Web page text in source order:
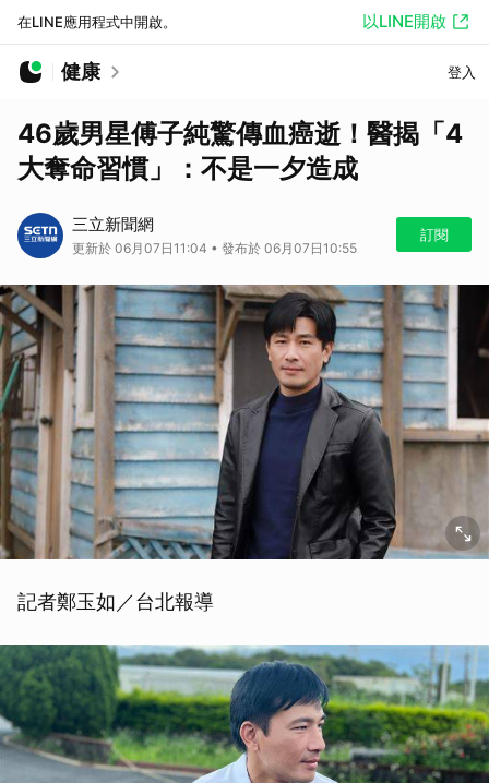
在LINE應用程式中開啟。 以LINE開啟
健康 登入
46歲男星傅子純驚傳血癌逝！醫揭「4
大奪命習慣」：不是一夕造成
三立新聞網
更新於 06月07日11:04 • 發布於 06月07日10:55
訂閱
記者鄭玉如／台北報導